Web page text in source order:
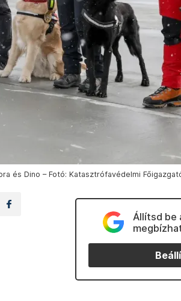
és Dino – Fotó: Katasztrófavédelmi
Állítsd be